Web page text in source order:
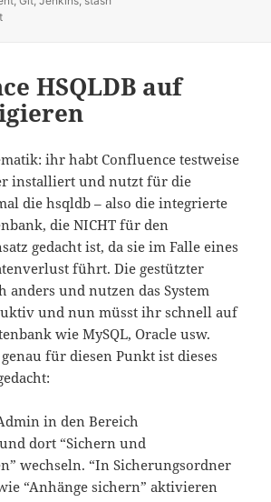
HSQLDB auf
ihr habt Confluence testweise
installiert und nutzt für die
die hsqldb – also die integrierte
die NICHT für den
gedacht ist, da sie im Falle eines
führt. Die gestützter
anders und nutzen das System
und nun müsst ihr schnell auf
wie MySQL, Oracle usw.
für diesen Punkt ist dieses
in den Bereich
dort “Sichern und
wechseln. “In Sicherungsordner
“Anhänge sichern” aktivieren